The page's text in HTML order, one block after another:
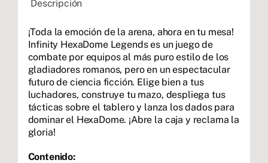
Descripción
¡Toda la emoción de la arena, ahora en tu mesa!
Infinity HexaDome Legends es un juego de
combate por equipos al más puro estilo de los
gladiadores romanos, pero en un espectacular
futuro de ciencia ficción. Elige bien a tus
luchadores, construye tu mazo, despliega tus
tácticas sobre el tablero y lanza los dados para
dominar el HexaDome. ¡Abre la caja y reclama la
gloria!
Contenido: